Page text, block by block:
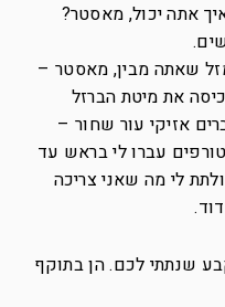
אתה יכול, מאסטר?
מזל שאתה מבין, מאסטר –
את מיטת הברזל
אזיקי עור שחור –
עברו לי בראש עד
לי מה שאני צריכה
שנתתי לכם. הן בתוקף